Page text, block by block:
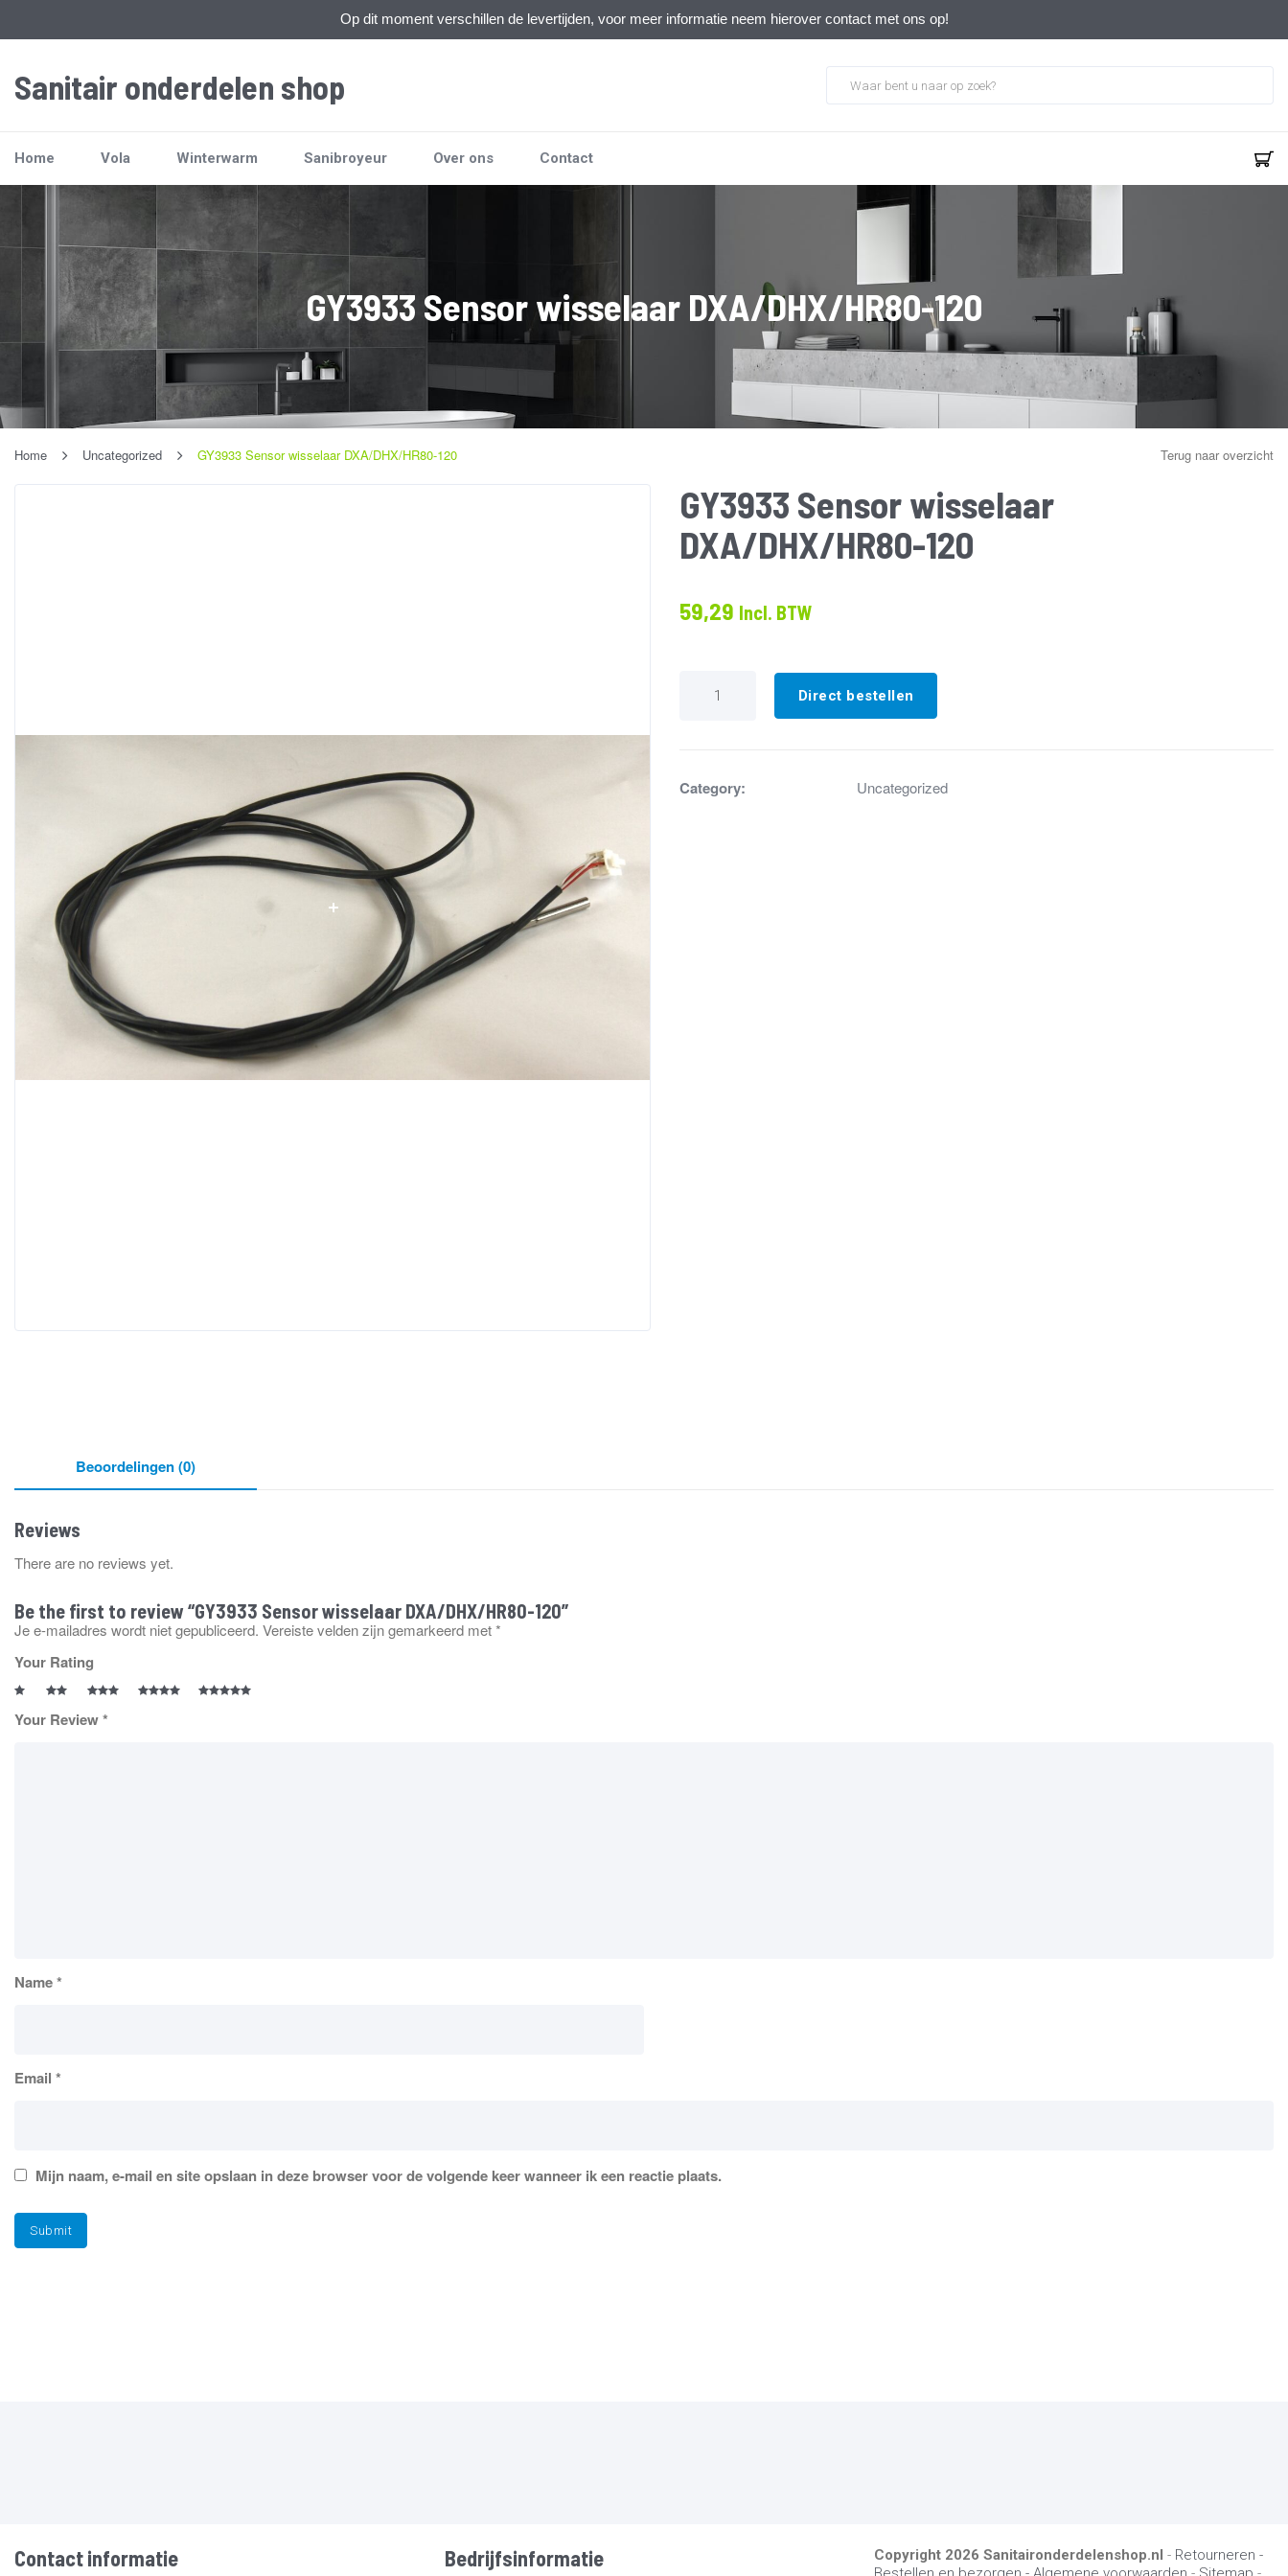
Op dit moment verschillen de levertijden, voor meer informatie neem hierover contact met ons op!
Sanitair onderdelen shop
Home Vola Winterwarm Sanibroyeur Over ons Contact
GY3933 Sensor wisselaar DXA/DHX/HR80-120
Home Uncategorized GY3933 Sensor wisselaar DXA/DHX/HR80-120 Terug naar overzicht
GY3933 Sensor wisselaar
DXA/DHX/HR80-120
59,29 Incl. BTW
Sensor
Direct bestellen
Category: Uncategorized
Beoordelingen (0)
Reviews
There are no reviews yet.
Be the first to review “GY3933 Sensor wisselaar DXA/DHX/HR80-120”
Je e-mailadres wordt niet gepubliceerd. Vereiste velden zijn gemarkeerd met*
Your Rating
Your Review*
Name*
Email *
Mijn naam, e-mail en site opslaan in deze browser voor de volgende keer wanneer ik een reactie plaats.
Contact informatie Bedrijfsinformatie Copyright 2026 Sanitaironderdelenshop.nl - Retourneren -